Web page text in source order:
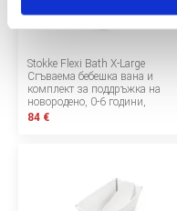
Политика за бисквитки
Форма за връщане
Stokke Flexi Bath X-Large
Сгъваема бебешка вана и
комплект за поддръжка на
новородено, 0-6 години,
сгъваема
84 €